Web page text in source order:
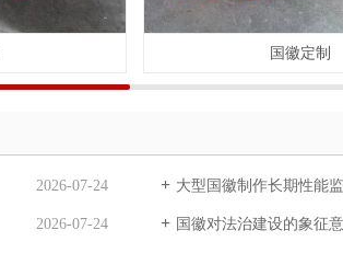
国徽定制
2026-07-24 大型国徽制作长期性能
2026-07-24 国徽对法治建设的象征